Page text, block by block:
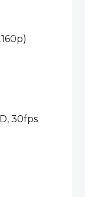
30fps